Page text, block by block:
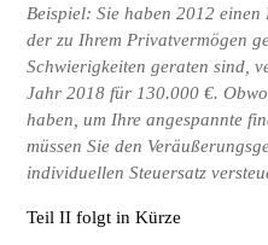
Beispiel: Sie haben 2012
der zu Ihrem Privatvermögen
Schwierigkeiten geraten sind,
Jahr 2018 für 130.000 €.
haben, um Ihre angespannte
müssen Sie den
individuellen Steuersatz
Teil II folgt in Kürze